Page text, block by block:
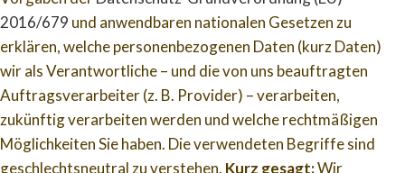
2016/679 und anwendbaren nationalen Gesetzen zu
erklären, welche personenbezogenen Daten (kurz Daten)
wir als Verantwortliche – und die von uns beauftragten
Auftragsverarbeiter (z. B. Provider) – verarbeiten,
zukünftig verarbeiten werden und welche rechtmäßigen
Möglichkeiten Sie haben. Die verwendeten Begriffe sind
geschlechtsneutral zu verstehen. Kurz gesagt:Wir